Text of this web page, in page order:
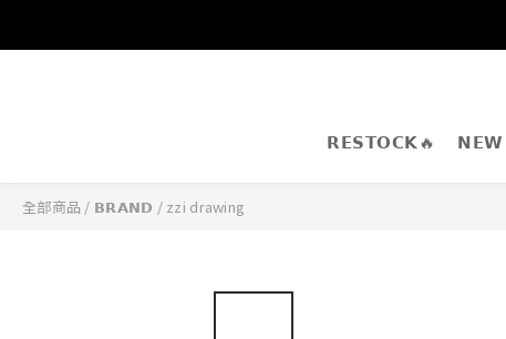
𝗥𝗘𝗦𝗧𝗢𝗖𝗞🔥 𝗡𝗘𝗪
全部商品 / 𝗕𝗥𝗔𝗡𝗗 / zzi drawing